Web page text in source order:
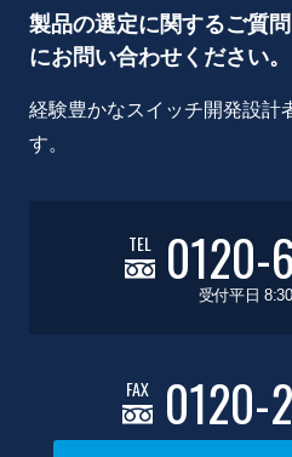
製品の選定に関するご質
にお問い合わせください。
経験豊かなスイッチ開発設計
す。
TEL 0120-
受付平日
FAX 0120-